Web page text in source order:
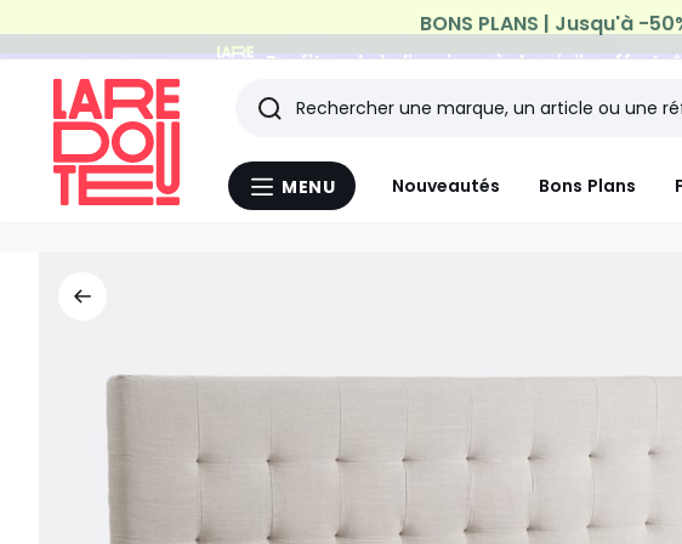
Profitez de la livraison à domicile offerte*
Menu
MENU Nouveautés Bons Plans
Rechercher
Les
derniers